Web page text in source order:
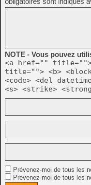
NOTE - Vous pouvez
<a href="" title="">
title=""> <b>
<code> <del
<s> <strike>
Prévenez-moi de tous les
Prévenez-moi de tous les